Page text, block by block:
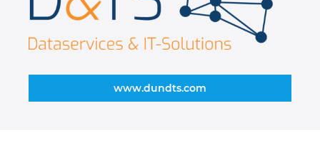
www.dundts.com
Kanada